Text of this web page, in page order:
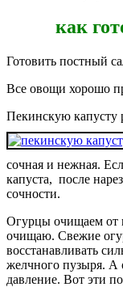
как
Готовить постный
Все овощи хорошо
Пекинскую капусту
сочная и нежная.
капуста, после
сочности.
Огурцы очищаем от
очищаю. Свежие
восстанавливать
желчного пузыря. А
давление. Вот эти